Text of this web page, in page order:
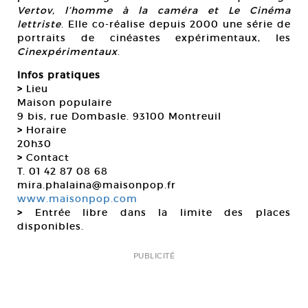
Vertov, l’homme à la caméra et Le Cinéma
lettriste. Elle co-réalise depuis 2000 une série de
portraits de cinéastes expérimentaux, les
Cinexpérimentaux.
Infos pratiques
> Lieu
Maison populaire
9 bis, rue Dombasle. 93100 Montreuil
> Horaire
20h30
> Contact
T. 01 42 87 08 68
mira.phalaina@maisonpop.fr
www.maisonpop.com
> Entrée libre dans la limite des places
disponibles.
PUBLICITÉ